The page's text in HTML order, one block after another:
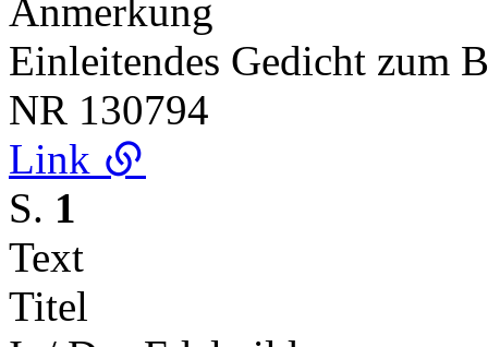
Anmerkung
Einleitendes Gedicht zum
NR 130794
Link
S. 1
Text
Titel